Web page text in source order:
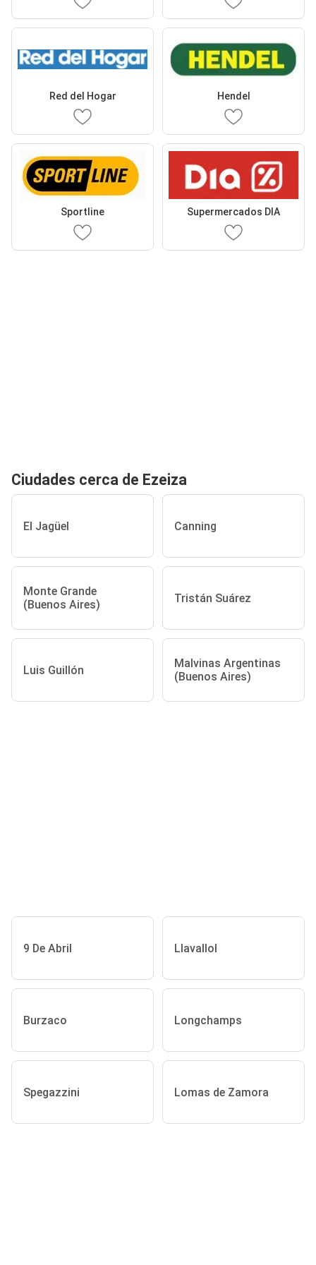
Red del Hogar Hendel
Sportline Supermercados DIA
Ciudades cerca de Ezeiza
El Jagüel Canning
Monte Grande
(Buenos Aires)
Tristán Suárez
Luis Guillón
Malvinas Argentinas
(Buenos Aires)
9 De Abril Llavallol
Burzaco Longchamps
Spegazzini Lomas de Zamora